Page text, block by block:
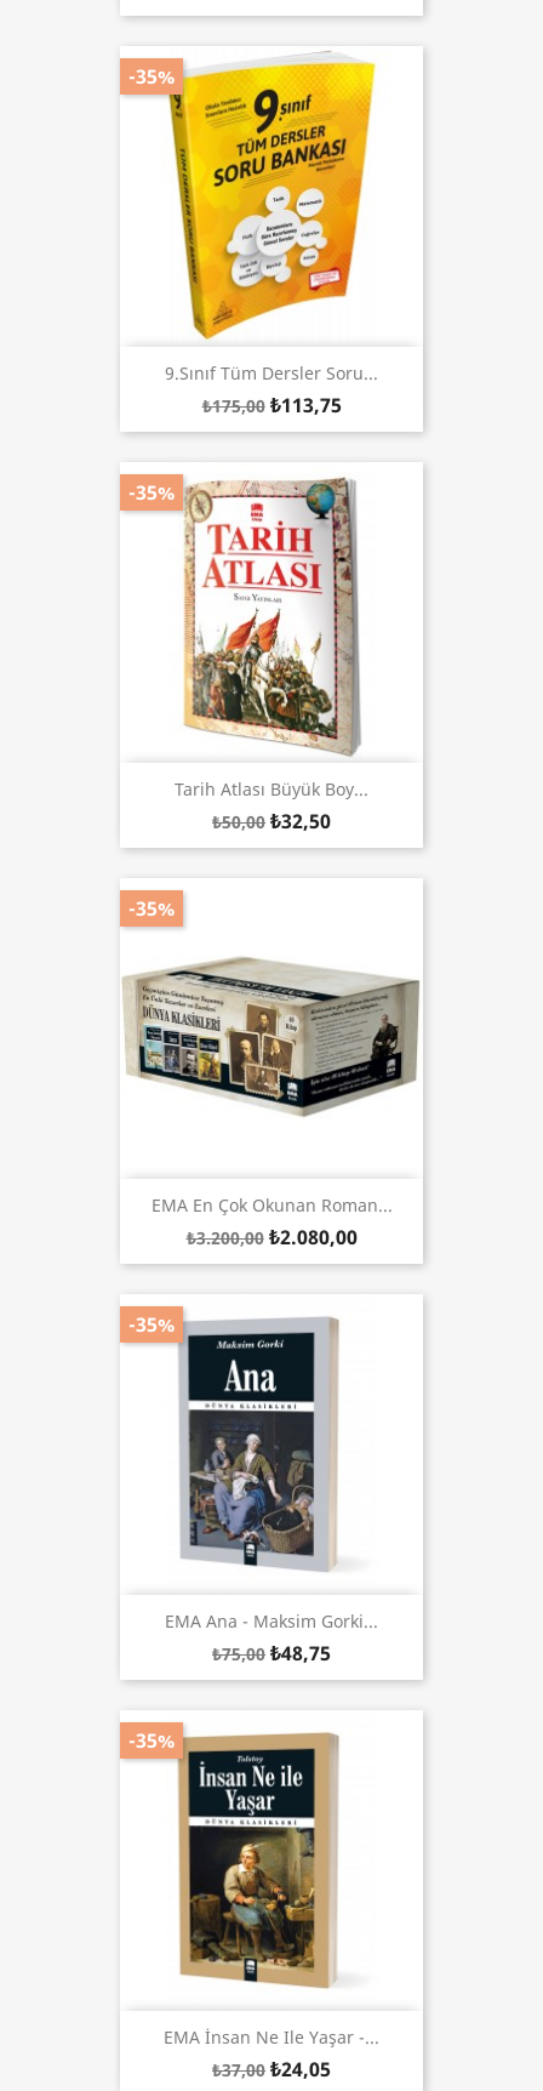
9.Sınıf Tüm Dersler Soru...
₺175,00 ₺113,75
-35%
Tarih Atlası Büyük Boy...
₺50,00 ₺32,50
-35%
EMA En Çok Okunan Roman...
₺3.200,00 ₺2.080,00
-35%
EMA Ana - Maksim Gorki...
₺75,00 ₺48,75
-35%
EMA İnsan Ne Ile Yaşar -...
₺37,00 ₺24,05
-35%